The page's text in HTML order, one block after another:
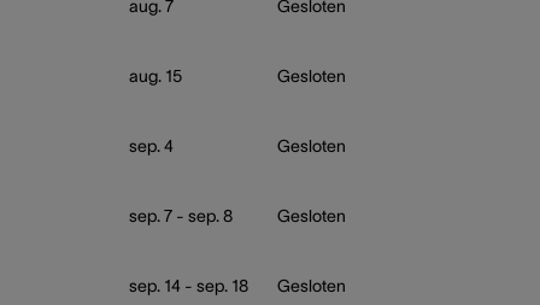
aug. 7 Gesloten
aug. 15 Gesloten
sep. 4 Gesloten
sep. 7 - sep. 8 Gesloten
sep. 14 - sep. 18 Gesloten